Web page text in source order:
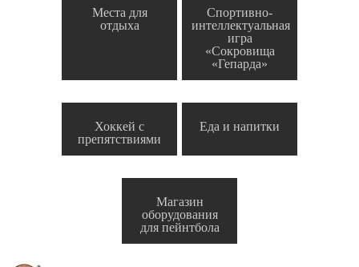
Места для
отдыха
Спортивно-
интеллектуальная
игра
«Сокровища
«Гепарда»
Хоккей с
препятствиями
Еда и напитки
Магазин
оборудования
для пейнтбола